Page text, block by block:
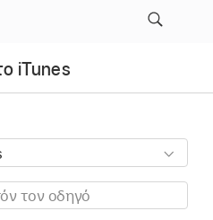
iTunes